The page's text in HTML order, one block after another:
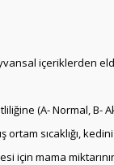
içeriklerden
(A- Normal,
ortam sıcaklığı,
için mama